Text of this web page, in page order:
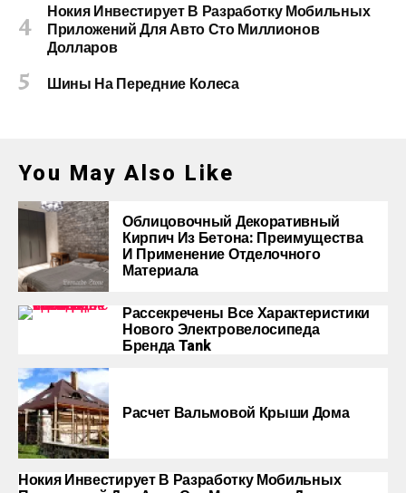
Нокия Инвестирует В Разработку Мобильных
Приложений Для Авто Сто Миллионов
Долларов
Шины На Передние Колеса
You May Also Like
Облицовочный Декоративный
Кирпич Из Бетона: Преимущества
И Применение Отделочного
Материала
Рассекречены Все Характеристики
Нового Электровелосипеда
Бренда Tank
Расчет Вальмовой Крыши Дома
Нокия Инвестирует В Разработку Мобильных